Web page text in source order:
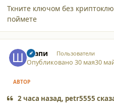
Ткните ключом без
поймете
Шапи Пользователи
Опубликовано30 мая30
АВТОР
2 часа назад, petr5555